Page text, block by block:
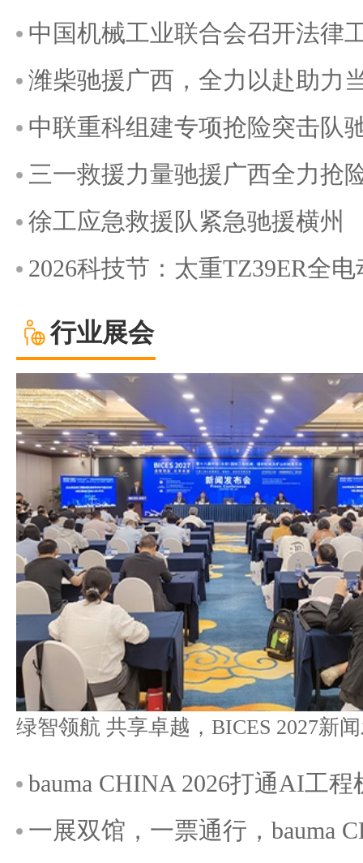
中国机械工业联合会召开法律
潍柴驰援广西，全力以赴助力
中联重科组建专项抢险突击队
三一救援力量驰援广西全力抢
徐工应急救援队紧急驰援横州
2026科技节：太重TZ39ER全
行业展会
bauma CHINA 2026打通AI工
一展双馆，一票通行，bauma